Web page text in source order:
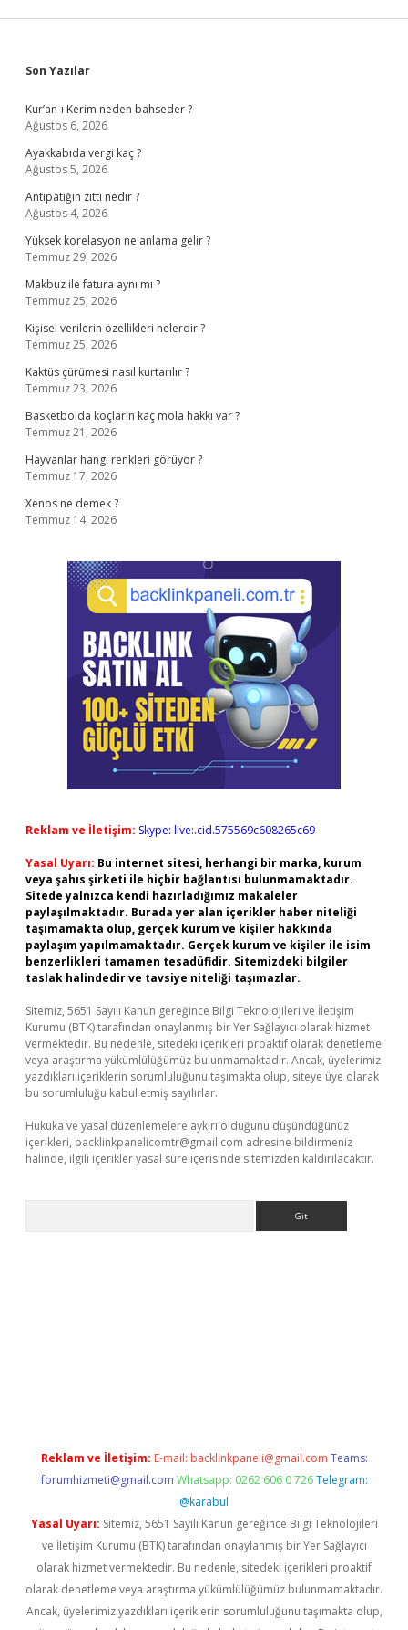
Sidebar
Son Yazılar
Kur’an-ı Kerim neden bahseder ?
Ağustos 6, 2026
Ayakkabıda vergi kaç ?
Ağustos 5, 2026
Antipatiğin zıttı nedir ?
Ağustos 4, 2026
Yüksek korelasyon ne anlama gelir ?
Temmuz 29, 2026
Makbuz ile fatura aynı mı ?
Temmuz 25, 2026
Kişisel verilerin özellikleri nelerdir ?
Temmuz 25, 2026
Kaktüs çürümesi nasıl kurtarılır ?
Temmuz 23, 2026
Basketbolda koçların kaç mola hakkı var ?
Temmuz 21, 2026
Hayvanlar hangi renkleri görüyor ?
Temmuz 17, 2026
Xenos ne demek ?
Temmuz 14, 2026
Reklam ve İletişim: Skype: live:.cid.575569c608265c69
Yasal Uyarı: Bu internet sitesi, herhangi bir marka, kurum
veya şahıs şirketi ile hiçbir bağlantısı bulunmamaktadır.
Sitede yalnızca kendi hazırladığımız makaleler
paylaşılmaktadır. Burada yer alan içerikler haber niteliği
taşımamakta olup, gerçek kurum ve kişiler hakkında
paylaşım yapılmamaktadır. Gerçek kurum ve kişiler ile isim
benzerlikleri tamamen tesadüfidir. Sitemizdeki bilgiler
taslak halindedir ve tavsiye niteliği taşımazlar.
Sitemiz, 5651 Sayılı Kanun gereğince Bilgi Teknolojileri ve İletişim
Kurumu (BTK) tarafından onaylanmış bir Yer Sağlayıcı olarak hizmet
vermektedir. Bu nedenle, sitedeki içerikleri proaktif olarak denetleme
veya araştırma yükümlülüğümüz bulunmamaktadır. Ancak, üyelerimiz
yazdıkları içeriklerin sorumluluğunu taşımakta olup, siteye üye olarak
bu sorumluluğu kabul etmiş sayılırlar.
Hukuka ve yasal düzenlemelere aykırı olduğunu düşündüğünüz
içerikleri, backlinkpanelicomtr@gmail.com adresine bildirmeniz
halinde, ilgili içerikler yasal süre içerisinde sitemizden kaldırılacaktır.
Reklam ve İletişim: E-mail: backlinkpaneli@gmail.com Teams:
forumhizmeti@gmail.com Whatsapp: 0262 606 0 726 Telegram:
@karabul
Yasal Uyarı: Sitemiz, 5651 Sayılı Kanun gereğince Bilgi Teknolojileri
ve İletişim Kurumu (BTK) tarafından onaylanmış bir Yer Sağlayıcı
olarak hizmet vermektedir. Bu nedenle, sitedeki içerikleri proaktif
olarak denetleme veya araştırma yükümlülüğümüz bulunmamaktadır.
Ancak, üyelerimiz yazdıkları içeriklerin sorumluluğunu taşımakta olup,